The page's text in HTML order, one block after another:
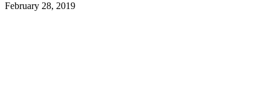
February 28, 2019